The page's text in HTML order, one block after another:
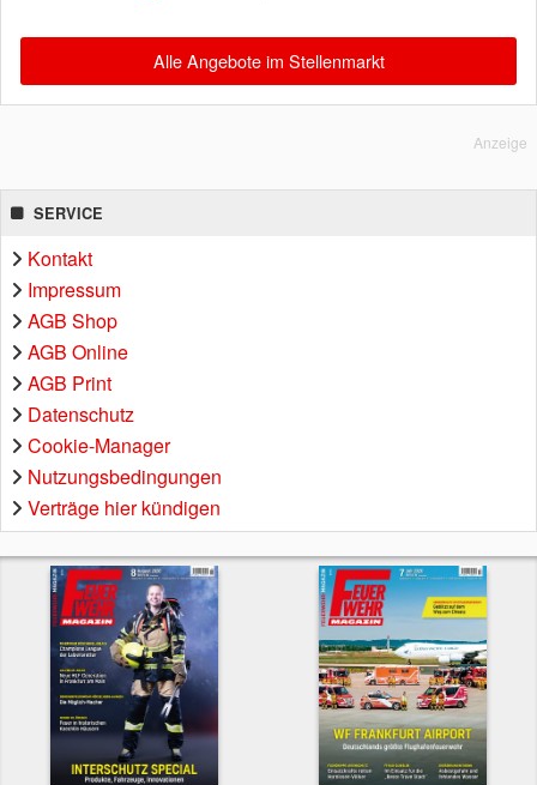
Alle Angebote im Stellenmarkt
Anzeige
SERVICE
Kontakt
Impressum
AGB Shop
AGB Online
AGB Print
Datenschutz
Cookie-Manager
Nutzungsbedingungen
Verträge hier kündigen